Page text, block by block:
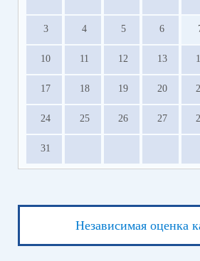
3 4 5 6
10 11 12 13
17 18 19 20
24 25 26 27
31
Независимая оценка